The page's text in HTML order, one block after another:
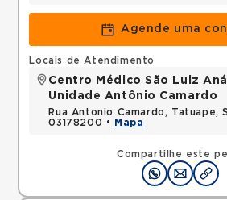
Agende uma
Compartilhe este
Locais de Atendimento
Centro Médico São Luiz
Unidade Antônio Camardo
Rua Antonio Camardo, Tatuape,
03178200 •
Mapa